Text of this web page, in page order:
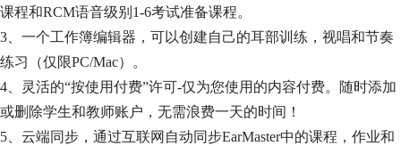
课程和RCM语音级别1-6考试准备课程。
3、一个工作簿编辑器，可以创建自己的耳部训练，视唱和节奏
练习（仅限PC/Mac）。
4、灵活的“按使用付费”许可-仅为您使用的内容付费。随时添加
或删除学生和教师账户，无需浪费一天的时间！
5、云端同步，通过互联网自动同步EarMaster中的课程，作业和